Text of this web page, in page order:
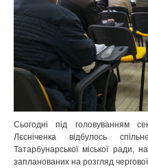
Сьогодні під головуванням
Лєсніченка відбулось
Татарбунарської міської ради,
запланованих на розгляд чергової